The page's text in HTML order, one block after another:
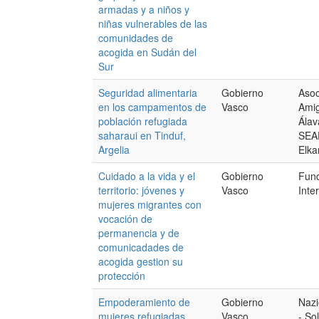
armadas y a niños y
niñas vulnerables de las
comunidades de
acogida en Sudán del
Sur
Seguridad alimentaria
en los campamentos de
población refugiada
saharaui en Tinduf,
Argelia
Gobierno
Vasco
Cuidado a la vida y el
territorio: jóvenes y
mujeres migrantes con
vocación de
permanencia y de
comunicadades de
acogida gestion su
protección
Gobierno
Vasco
Empoderamiento de
mujeres refugiadas
Gobierno
Vasco
-